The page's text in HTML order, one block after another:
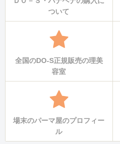
ついて
全国のDO-S正規販売の理美
容室
場末のパーマ屋のプロフィー
ル